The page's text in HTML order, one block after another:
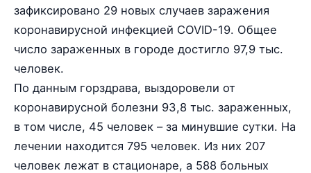
зафиксировано 29 новых случаев заражения
коронавирусной инфекцией COVID-19. Общее
число зараженных в городе достигло 97,9 тыс.
человек.
По данным горздрава, выздоровели от
коронавирусной болезни 93,8 тыс. зараженных,
в том числе, 45 человек – за минувшие сутки. На
лечении находится 795 человек. Из них 207
человек лежат в стационаре, а 588 больных